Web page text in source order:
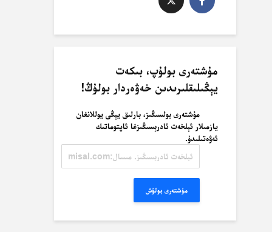
مۇشتەرى بولۇپ، بىكەت
يېڭىلىقلىرىدىن خەۋەردار بولۇڭ!
مۇشتەرى بولسىڭىز، بارلىق يېڭى يوللانغان
يازمىلار ئېلخەت ئادرېسىڭىزغا ئاپتوماتىك
ئەۋەتىلىدۇ.
ئادرېسىڭىز.
مۇشتەرى بولۇش